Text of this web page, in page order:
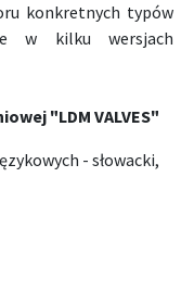
konkretnych typów
w kilku wersjach
"LDM VALVES"
- słowacki,